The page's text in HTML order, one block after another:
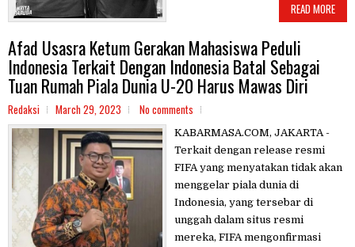
READ MORE
Afad Usasra Ketum Gerakan Mahasiswa Peduli
Indonesia Terkait Dengan Indonesia Batal Sebagai
Tuan Rumah Piala Dunia U-20 Harus Mawas Diri
Redaksi March 29, 2023 No comments
KABARMASA.COM, JAKARTA -
Terkait dengan release resmi
FIFA yang menyatakan tidak akan
menggelar piala dunia di
Indonesia, yang tersebar di
unggah dalam situs resmi
mereka, FIFA mengonfirmasi